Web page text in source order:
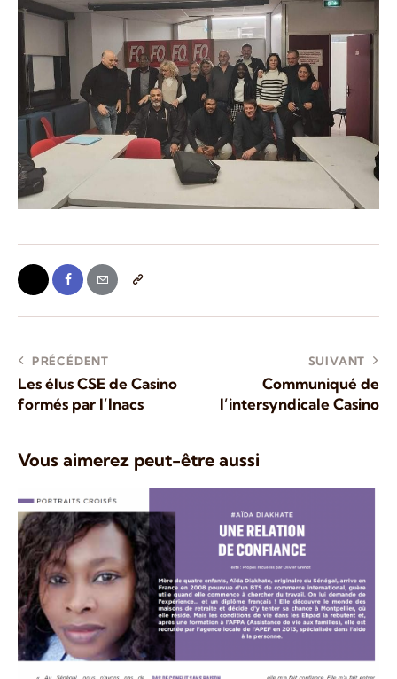
PRÉCÉDENT
Les élus CSE de Casino
formés par l’Inacs
SUIVANT
Communiqué de
l’intersyndicale Casino
Vous aimerez peut-être aussi